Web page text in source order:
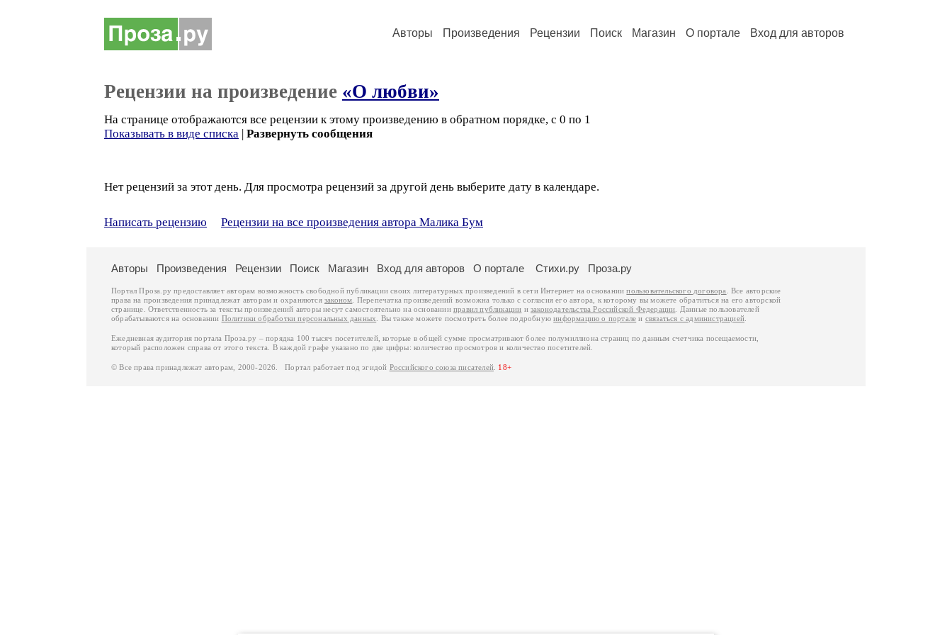
Авторы Произведения Рецензии Поиск Магазин О портале Вход для авторов
Рецензии на произведение «О любви»
На странице отображаются все рецензии к этому произведению в обратном порядке, с 0 по 1
Показывать в виде списка | Развернуть сообщения
Нет рецензий за этот день. Для просмотра рецензий за другой день выберите дату в календаре.
Написать рецензию Рецензии на все произведения автора Малика Бум
Авторы Произведения Рецензии Поиск Магазин Вход для авторов О портале Стихи.ру Проза.ру
Портал Проза.ру предоставляет авторам возможность свободной публикации своих литературных произведений в сети Интернет на основаниипользовательского договора
. Все авторские
права на произведения принадлежат авторам и охраняются законом . Перепечатка произведений возможна только с согласия его автора, к которому вы можете обратиться на его авторской
странице. Ответственность за тексты произведений авторы несут самостоятельно на основанииправил публикации изаконодательства Российской Федерации . Данные пользователей
обрабатываются на основании Политики обработки персональных данных . Вы также можете посмотреть более подробнуюинформацию о портале и связаться с администрацией
Ежедневная аудитория портала Проза.ру – порядка 100 тысяч посетителей, которые в общей сумме просматривают более полумиллиона страниц по данным счетчика посещаемости,
который расположен справа от этого текста. В каждой графе указано по две цифры: количество просмотров и количество посетителей.
© Все права принадлежат авторам, 2000-2026. Портал работает под эгидой Российского союза писателей 18+